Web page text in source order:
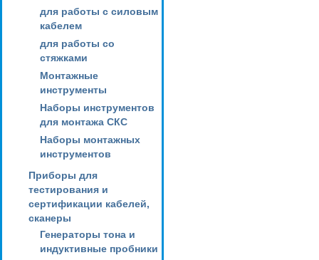
для работы с силовым
кабелем
для работы со
стяжками
Монтажные
инструменты
Наборы инструментов
для монтажа СКС
Наборы монтажных
инструментов
Приборы для
тестирования и
сертификации кабелей,
сканеры
Генераторы тона и
индуктивные пробники